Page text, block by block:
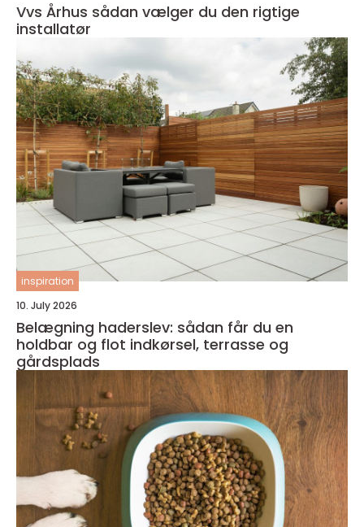
Vvs Århus sådan vælger du den rigtige
installatør
inspiration
10. July 2026
Belægning haderslev: sådan får du en
holdbar og flot indkørsel, terrasse og
gårdsplads